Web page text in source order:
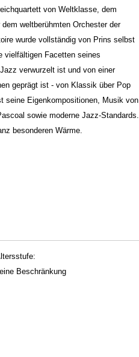
von Weltklasse, dem
weltberühmten Orchester der
wurde vollständig von Prins selbst
vielfältigen Facetten seines
verwurzelt ist und von einer
geprägt ist - von Klassik über Pop
seine Eigenkompositionen, Musik von
sowie moderne Jazz-Standards.
besonderen Wärme.
Beschränkung